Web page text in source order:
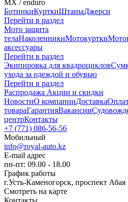
MX / enduro
БотинкиКурткиШтаныДжерси
Перейти в раздел
Мото защита
телаНаколенникиМотокуртки
аксессуары
Перейти в раздел
Экипировка для квадроциклов
ухода за одеждой и обувью
Перейти в раздел
Распродажа Акции и скидки
НовостиО компанииДоставка
товараГарантияВакансии
центрКонтакты
+7 (771) 086-56-56
Мобильный
info@royal-auto.kz
E-mail адрес
пн-пт: 09.00 - 18.00
График работы
г.Усть-Каменогорск, проспект Абая
Смотреть на карте
Контакты